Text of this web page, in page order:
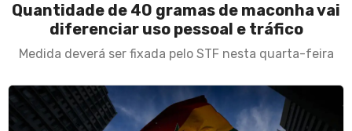
Quantidade de 40 gramas de maconha vai
diferenciar uso pessoal e tráfico
Medida deverá ser fixada pelo STF nesta quarta-feira